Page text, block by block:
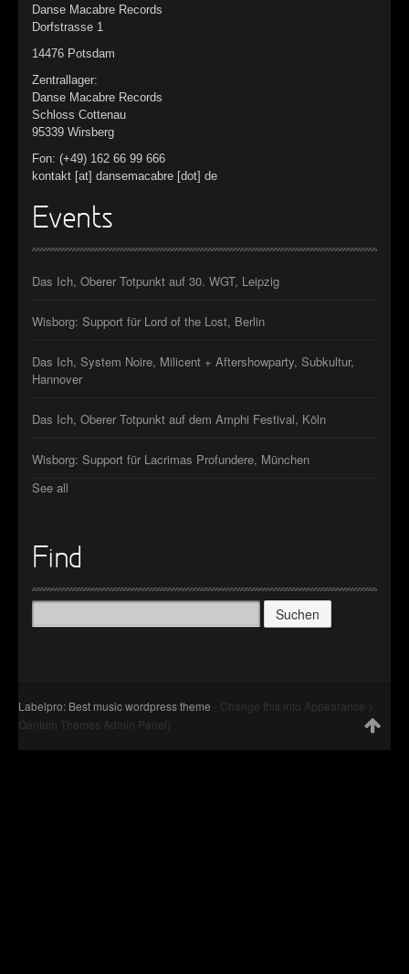
Danse Macabre Records
Dorfstrasse 1
14476 Potsdam
Zentrallager:
Danse Macabre Records
Schloss Cottenau
95339 Wirsberg
Fon: (+49) 162 66 99 666
kontakt [at] dansemacabre [dot] de
Events
Das Ich, Oberer Totpunkt auf 30. WGT, Leipzig
Wisborg: Support für Lord of the Lost, Berlin
Das Ich, System Noire, Milicent + Aftershowparty, Subkultur,
Hannover
Das Ich, Oberer Totpunkt auf dem Amphi Festival, Köln
Wisborg: Support für Lacrimas Profundere, München
See all
Find
Suchen
nach:
Labelpro: Best music wordpress theme - Change this into Appearance >
Qantum Themes Admin Panel)